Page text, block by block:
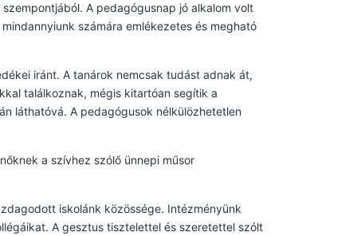
A pedagógusnap jó alkalom volt
számára emlékezetes és megható
iránt. A tanárok nemcsak tudást adnak át,
találkoznak, mégis kitartóan segítik a
láthatóvá. A pedagógusok nélkülözhetetlen
a szívhez szólő ünnepi műsor
iskolánk közössége. Intézményünk
A gesztus tisztelettel és szeretettel szólt